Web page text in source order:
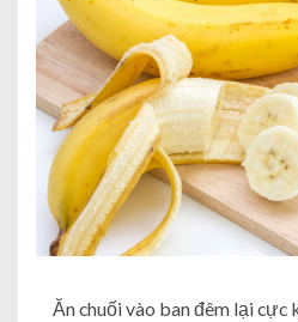
Ăn chuối vào ban đêm lại